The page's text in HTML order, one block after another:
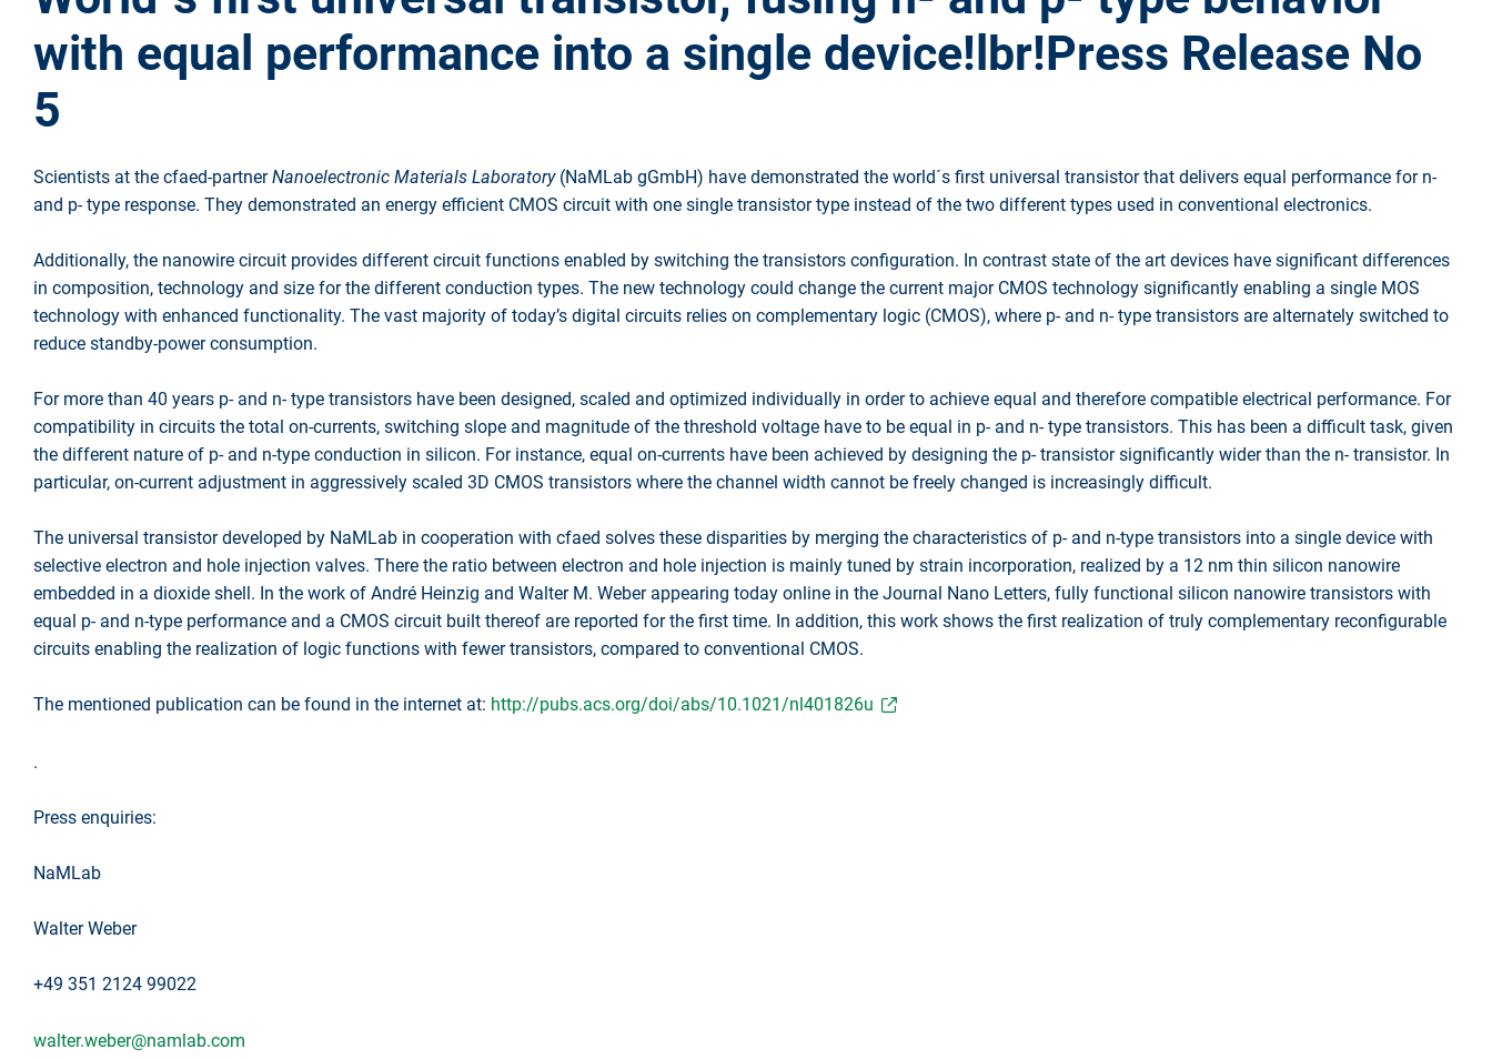
with equal performance into a single device!lbr!Press Release No
5
Scientists at the cfaed-partnerNanoelectronic Materials Laboratory(NaMLab gGmbH) have demonstrated the world´s first universal transistor that delivers equal performance for n-
and p- type response. They demonstrated an energy efficient CMOS circuit with one single transistor type instead of the two different types used in conventional electronics.
Additionally, the nanowire circuit provides different circuit functions enabled by switching the transistors configuration. In contrast state of the art devices have significant differences
in composition, technology and size for the different conduction types. The new technology could change the current major CMOS technology significantly enabling a single MOS
technology with enhanced functionality. The vast majority of today’s digital circuits relies on complementary logic (CMOS), where p- and n- type transistors are alternately switched to
reduce standby-power consumption.
For more than 40 years p- and n- type transistors have been designed, scaled and optimized individually in order to achieve equal and therefore compatible electrical performance. For
compatibility in circuits the total on-currents, switching slope and magnitude of the threshold voltage have to be equal in p- and n- type transistors. This has been a difficult task, given
the different nature of p- and n-type conduction in silicon. For instance, equal on-currents have been achieved by designing the p- transistor significantly wider than the n- transistor. In
particular, on-current adjustment in aggressively scaled 3D CMOS transistors where the channel width cannot be freely changed is increasingly difficult.
The universal transistor developed by NaMLab in cooperation with cfaed solves these disparities by merging the characteristics of p- and n-type transistors into a single device with
selective electron and hole injection valves. There the ratio between electron and hole injection is mainly tuned by strain incorporation, realized by a 12 nm thin silicon nanowire
embedded in a dioxide shell. In the work of André Heinzig and Walter M. Weber appearing today online in the Journal Nano Letters, fully functional silicon nanowire transistors with
equal p- and n-type performance and a CMOS circuit built thereof are reported for the first time. In addition, this work shows the first realization of truly complementary reconfigurable
circuits enabling the realization of logic functions with fewer transistors, compared to conventional CMOS.
The mentioned publication can be found in the internet at: http://pubs.acs.org/doi/abs/10.1021/nl401826u
.
Press enquiries:
NaMLab
Walter Weber
+49 351 2124 99022
walter.weber@namlab.com